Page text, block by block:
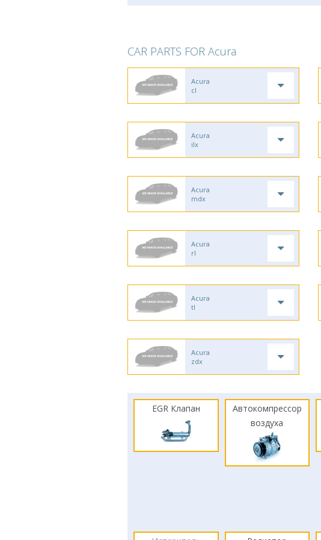
CAR PARTS FOR Acura
Acura
cl
Acura
ilx
Acura
mdx
Acura
rl
Acura
tl
Acura
zdx
EGR Клапан
Автокомпрессор
воздуха